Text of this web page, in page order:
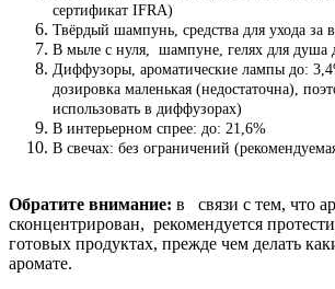
сертификат IFRA)
Твёрдый шампунь, средства для ухода за
В мыле с нуля, шампуне, гелях для душа
Диффузоры, ароматические лампы до:
дозировка маленькая (недостаточна),
использовать в диффузорах)
В интерьерном спрее: до: 21,6%
В свечах: без ограничений
Обратите внимание: в связи с тем, что
сконцентрирован, рекомендуется
готовых продуктах, прежде чем делать
аромате.